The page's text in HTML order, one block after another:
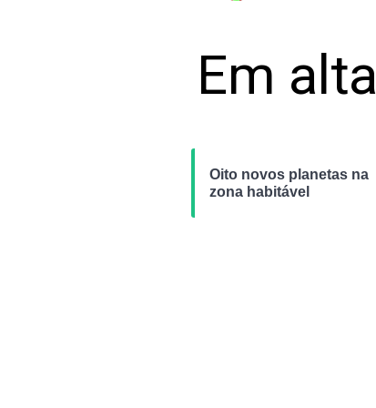
Em alta
Oito novos planetas na
zona habitável